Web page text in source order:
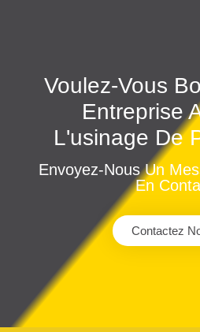
Voulez-Vous
Entreprise
L'usinage De
Envoyez-Nous Un
En
Contactez